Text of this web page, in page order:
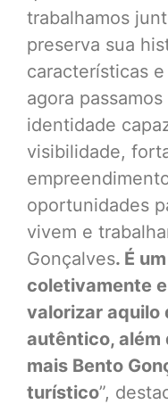
trabalhamos
preserva sua
características
agora
identidade
visibilidade,
oportunidades
vivem e
Gonçalves. É
coletivamente
valorizar aquilo
autêntico, além
mais Bento
turístico”,